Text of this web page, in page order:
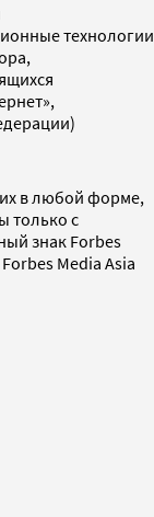
технологии
в любой форме,
только с
знак Forbes
Media Asia